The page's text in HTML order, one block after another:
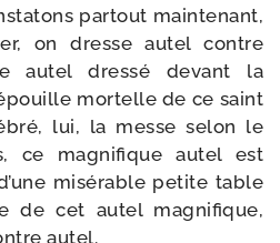
par­tout main­te­nant,
on dresse autel contre
autel dres­sé devant la
mor­telle de ce saint
lui, la messe selon le
ce magni­fique autel est
misé­rable petite table
de cet autel magni­fique,
autel.